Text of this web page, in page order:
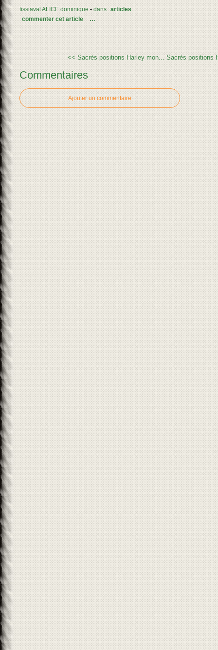
tissiaval ALICE dominique - dans articles
commenter cet article
…
<< Sacrés positions Harley mon... Sacrés positions
Commentaires
Ajouter un commentaire